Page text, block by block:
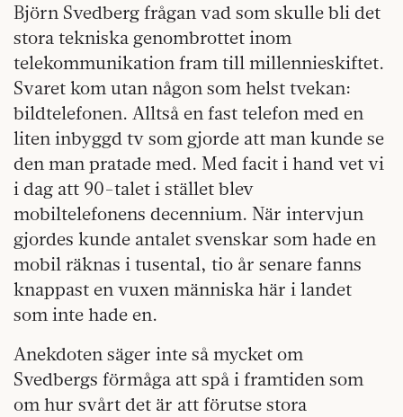
Björn Svedberg frågan vad som skulle bli det
stora tekniska genombrottet inom
telekommunikation fram till millennieskiftet.
Svaret kom utan någon som helst tvekan:
bildtelefonen. Alltså en fast telefon med en
liten inbyggd tv som gjorde att man kunde se
den man pratade med. Med facit i hand vet vi
i dag att 90-talet i stället blev
mobiltelefonens decennium. När intervjun
gjordes kunde antalet svenskar som hade en
mobil räknas i tusental, tio år senare fanns
knappast en vuxen människa här i landet
som inte hade en.
Anekdoten säger inte så mycket om
Svedbergs förmåga att spå i framtiden som
om hur svårt det är att förutse stora